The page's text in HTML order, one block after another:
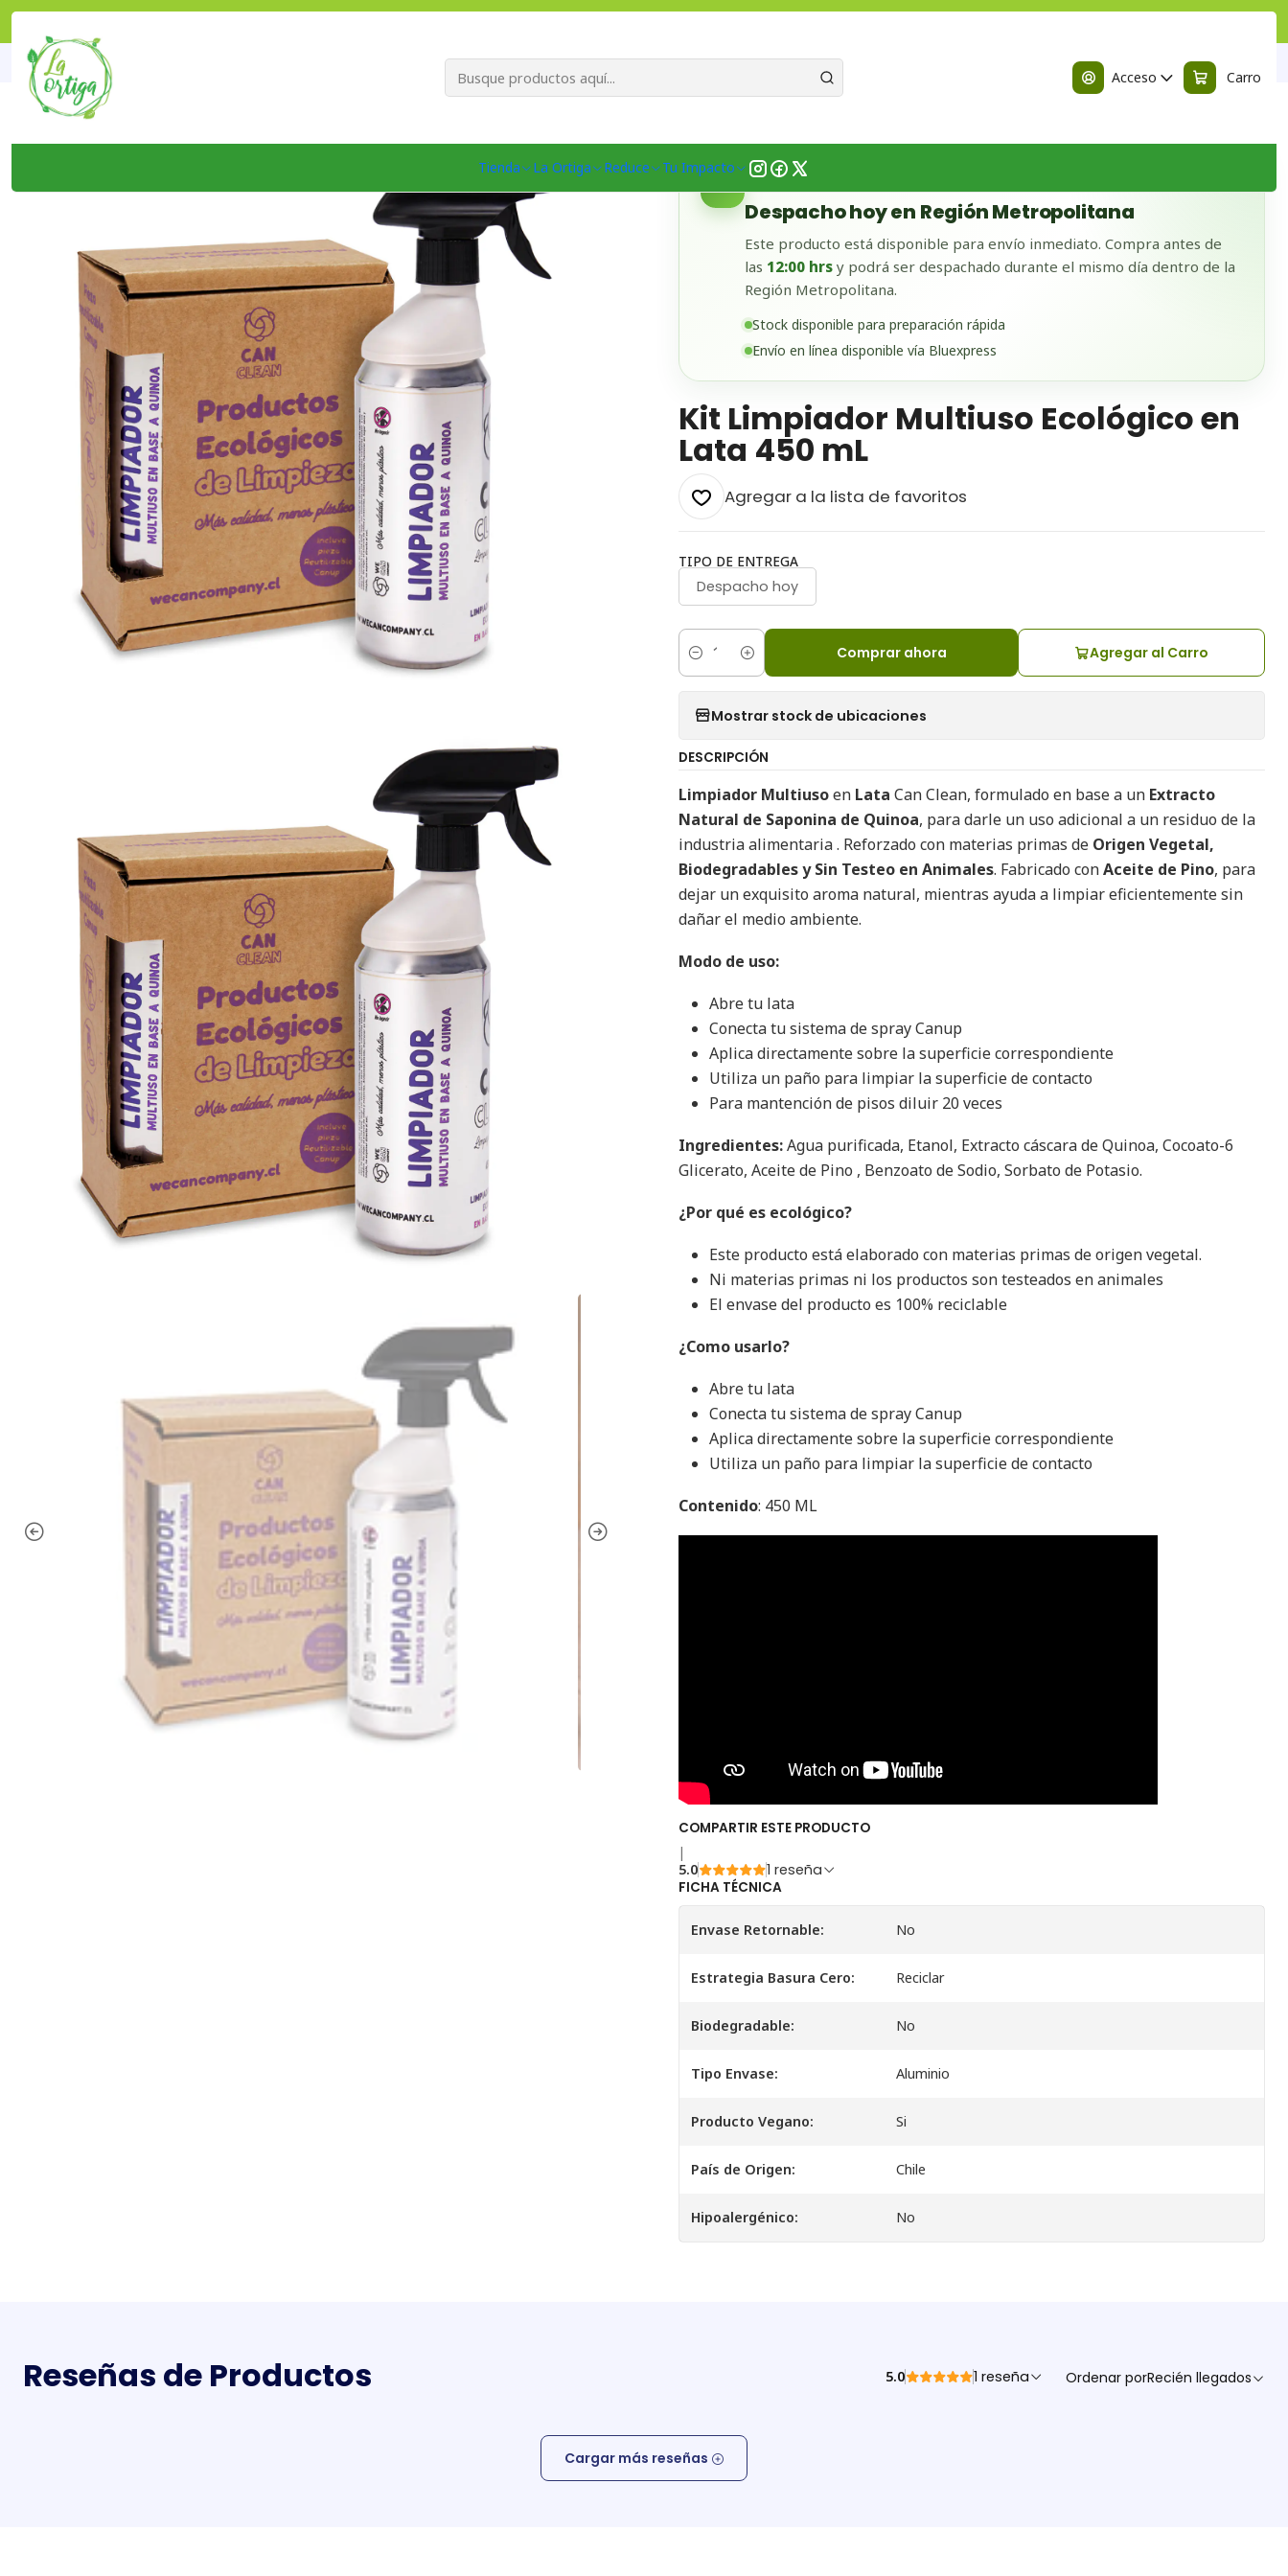
Acceso Carro
Tienda La Ortiga Reduce Tu Impacto
Limpieza y Lavado Limpiavidrios y multiusos Kit Limpiador Multiuso Ecológico en Lata 450 mL
✓ DISPONIBLE EN BODEGA
Despacho hoy en Región Metropolitana
Este producto está disponible para envío inmediato. Compra antes de
las 12:00 hrs y podrá ser despachado durante el mismo día dentro de la
Región Metropolitana.
Stock disponible para preparación rápida
Envío en línea disponible vía Bluexpress
Kit Limpiador Multiuso Ecológico en
Lata 450 mL
Agregar a la lista de favoritos
TIPO DE ENTREGA
Despacho hoy
Cantidad
Agregar al Carro
Comprar ahora
Mostrar stock de ubicaciones
DESCRIPCIÓN
Limpiador Multiusoen Lata Can Clean, formulado en base a un Extracto
Natural de Saponina de Quinoa, para darle un uso adicional a un residuo de la
industria alimentaria . Reforzado con materias primas de Origen Vegetal,
Biodegradables y Sin Testeo en Animales. Fabricado conAceite de Pino, para
dejar un exquisito aroma natural, mientras ayuda a limpiar eficientemente sin
dañar el medio ambiente.
Modo de uso:
Abre tu lata
Conecta tu sistema de spray Canup
Aplica directamente sobre la superficie correspondiente
Utiliza un paño para limpiar la superficie de contacto
Para mantención de pisos diluir 20 veces
Ingredientes:Agua purificada, Etanol, Extracto cáscara de Quinoa, Cocoato-6
Glicerato, Aceite de Pino , Benzoato de Sodio, Sorbato de Potasio.
¿Por qué es ecológico?
Este producto está elaborado con materias primas de origen vegetal.
Ni materias primas ni los productos son testeados en animales
El envase del producto es 100% reciclable
¿Como usarlo?
Abre tu lata
Conecta tu sistema de spray Canup
Aplica directamente sobre la superficie correspondiente
Utiliza un paño para limpiar la superficie de contacto
Contenido: 450 ML
COMPARTIR ESTE PRODUCTO
|
5.0
1 reseña
FICHA TÉCNICA
Envase Retornable: No
Estrategia Basura Cero: Reciclar
Biodegradable: No
Tipo Envase: Aluminio
Producto Vegano: Si
País de Origen: Chile
Hipoalergénico: No
Reseñas de Productos 5.0 1 reseña Ordenar porRecién llegados
Cargar más reseñas